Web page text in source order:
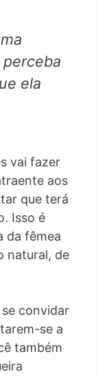
ela
vai fazer
aos
que terá
Isso é
da fêmea
natural, de
convidar
se a
também